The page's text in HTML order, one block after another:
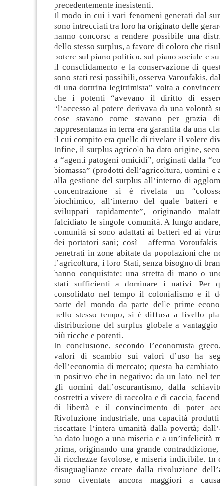
precedentemente inesistenti.
Il modo in cui i vari fenomeni generati dal
sono intrecciati tra loro ha originato delle
hanno concorso a rendere possibile una
dello stesso surplus, a favore di coloro che
potere sul piano politico, sul piano sociale e
il consolidamento e la conservazione di
sono stati resi possibili, osserva Varoufakis,
di una dottrina legittimista” volta a
che i potenti “avevano il diritto di
“l’accesso al potere derivava da una volontà
cose stavano come stavano per grazia
rappresentanza in terra era garantita da una
il cui compito era quello di rivelare il volere
Infine, il surplus agricolo ha dato origine,
a “agenti patogeni omicidi”, originati dalla
biomassa” (prodotti dell’agricoltura, uomini e
alla gestione del surplus all’interno di
concentrazione si è rivelata un
biochimico, all’interno del quale batteri
sviluppati rapidamente”, originando
falcidiato le singole comunità. A lungo
comunità si sono adattati ai batteri ed ai
dei portatori sani; così – afferma Voroufakis
penetrati in zone abitate da popolazioni che
l’agricoltura, i loro Stati, senza bisogno di
hanno conquistate: una stretta di mano o
stati sufficienti a dominare i nativi. Per
consolidato nel tempo il colonialismo e il
parte del mondo da parte delle prime
nello stesso tempo, si è diffusa a livello
distribuzione del surplus globale a vantaggio
più ricche e potenti.
In conclusione, secondo l’economista
valori di scambio sui valori d’uso ha
dell’economia di mercato; questa ha
in positivo che in negativo: da un lato, nel
gli uomini dall’oscurantismo, dalla
costretti a vivere di raccolta e di caccia,
di libertà e il convincimento di poter
Rivoluzione industriale, una capacità
riscattare l’intera umanità dalla povertà;
ha dato luogo a una miseria e a un’infelicità
prima, originando una grande contraddizione,
di ricchezze favolose, e miseria indicibile. In
disuguaglianze create dalla rivoluzione
sono diventate ancora maggiori a